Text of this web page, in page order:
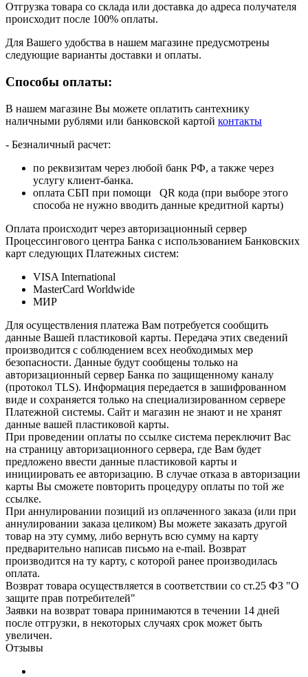
Отгрузка товара со склада или доставка до адреса получателя
происходит после 100% оплаты.
Для Вашего удобства в нашем магазине предусмотрены
следующие варианты доставки и оплаты.
Способы оплаты:
В нашем магазине Вы можете оплатить сантехнику
наличными рублями или банковской картой контакты
- Безналичный расчет:
по реквизитам через любой банк РФ, а также через
услугу клиент-банка.
оплата СБП при помощи QR кода (при выборе этого
способа не нужно вводить данные кредитной карты)
Оплата происходит через авторизационный сервер
Процессингового центра Банка с использованием Банковских
карт следующих Платежных систем:
VISA International
MasterCard Worldwide
МИР
Для осуществления платежа Вам потребуется сообщить
данные Вашей пластиковой карты. Передача этих сведений
производится с соблюдением всех необходимых мер
безопасности. Данные будут сообщены только на
авторизационный сервер Банка по защищенному каналу
(протокол TLS). Информация передается в зашифрованном
виде и сохраняется только на специализированном сервере
Платежной системы. Сайт и магазин не знают и не хранят
данные вашей пластиковой карты.
При проведении оплаты по ссылке система переключит Вас
на страницу авторизационного сервера, где Вам будет
предложено ввести данные пластиковой карты и
инициировать ее авторизацию. В случае отказа в авторизации
карты Вы сможете повторить процедуру оплаты по той же
ссылке.
При аннулировании позиций из оплаченного заказа (или при
аннулировании заказа целиком) Вы можете заказать другой
товар на эту сумму, либо вернуть всю сумму на карту
предварительно написав письмо на e-mail. Возврат
производится на ту карту, с которой ранее производилась
оплата.
Возврат товара осуществляется в соответствии со ст.25 ФЗ "О
защите прав потребителей"
Заявки на возврат товара принимаются в течении 14 дней
после отгрузки, в некоторых случаях срок может быть
увеличен.
Отзывы